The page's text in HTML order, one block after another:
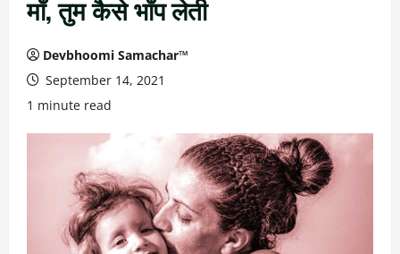
माँ, तुम कैसे भाँप लेती
Devbhoomi Samachar™
September 14, 2021
1 minute read